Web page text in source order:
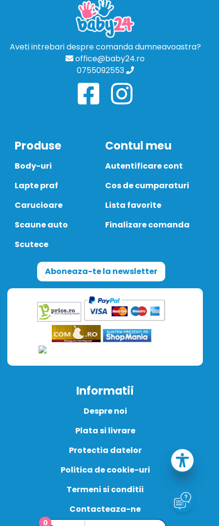
0
Aveti intrebari despre comanda dumneavoastra?
office@baby24.ro
0755092553
Produse
Body-uri
Lapte praf
Carucioare
Scaune auto
Scutece
Contul meu
Autentificare cont
Cos de cumparaturi
Lista favorite
Finalizare comanda
Aboneaza-te la newsletter
Informatii
Despre noi
Plata si livrare
Protectia datelor
Politica de cookie-uri
Termeni si conditii
Contacteaza-ne